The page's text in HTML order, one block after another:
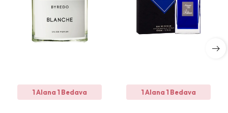
1 Alana 1 Bedava 1 Alana 1 Bedava